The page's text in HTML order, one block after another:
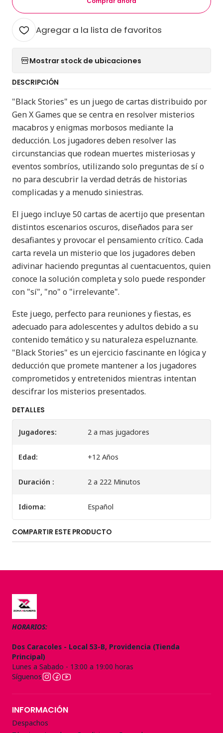
Agregar a la lista de favoritos
Mostrar stock de ubicaciones
DESCRIPCIÓN
"Black Stories" es un juego de cartas distribuido por
Gen X Games que se centra en resolver misterios
macabros y enigmas morbosos mediante la
deducción. Los jugadores deben resolver las
circunstancias que rodean muertes misteriosas y
eventos sombríos, utilizando solo preguntas de sí o
no para descubrir la verdad detrás de historias
complicadas y a menudo siniestras.
El juego incluye 50 cartas de acertijo que presentan
distintos escenarios oscuros, diseñados para ser
desafiantes y provocar el pensamiento crítico. Cada
carta revela un misterio que los jugadores deben
adivinar haciendo preguntas al cuentacuentos, quien
conoce la solución completa y solo puede responder
con "sí", "no" o "irrelevante".
Este juego, perfecto para reuniones y fiestas, es
adecuado para adolescentes y adultos debido a su
contenido temático y su naturaleza espeluznante.
"Black Stories" es un ejercicio fascinante en lógica y
deducción que promete mantener a los jugadores
comprometidos y entretenidos mientras intentan
descifrar los misterios presentados.
DETALLES
Jugadores: 2 a mas jugadores
Edad: +12 Años
Duración : 2 a 222 Minutos
Idioma: Español
COMPARTIR ESTE PRODUCTO
HORARIOS:
Dos Caracoles - Local 53-B, Providencia (Tienda
Principal)
Lunes a Sabado - 13:00 a 19:00 horas
Síguenos
INFORMACIÓN
Despachos